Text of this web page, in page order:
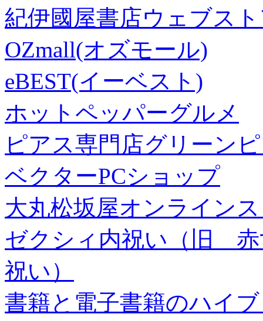
紀伊國屋書店ウェブス
OZmall(オズモール)
eBEST(イーベスト)
ホットペッパーグルメ
ピアス専門店グリーン
ベクターPCショップ
大丸松坂屋オンライン
ゼクシィ内祝い（旧 赤
祝い）
書籍と電子書籍のハイ